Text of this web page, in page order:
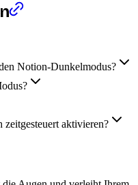
Notion-Dunkelmodus?
aktivieren?